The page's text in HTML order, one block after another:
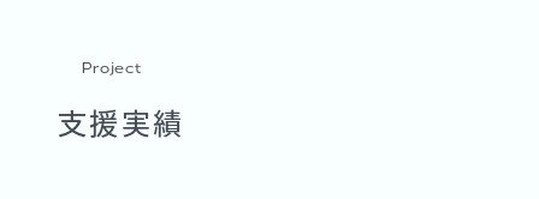
Project
支援実績